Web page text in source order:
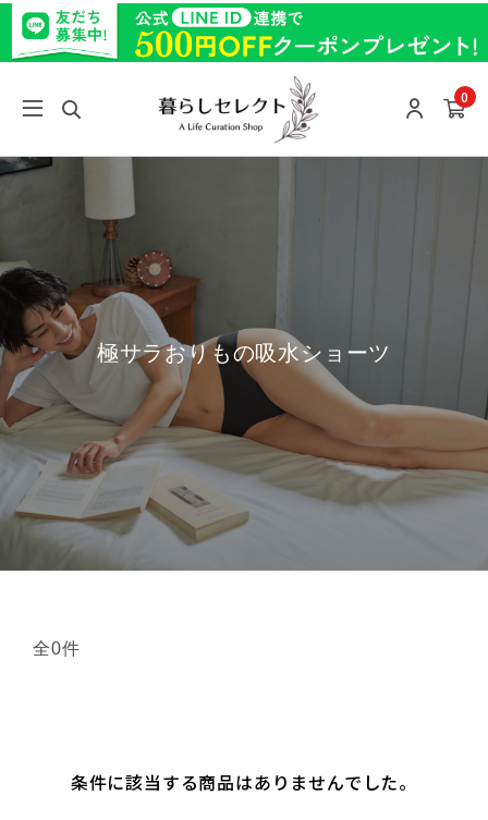
0
極サラおりもの吸水ショーツ
全0件
条件に該当する商品はありませんでした。